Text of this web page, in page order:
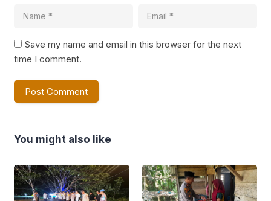
Save my name and email in this browser for the next
time I comment.
You might also like